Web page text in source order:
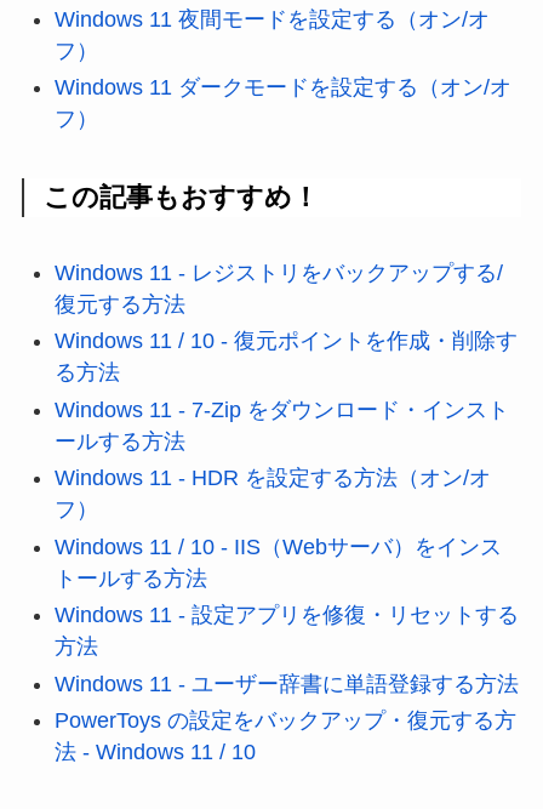
Windows 11 夜間モードを設定する（オン/オ
フ）
Windows 11 ダークモードを設定する（オン/オ
フ）
この記事もおすすめ！
Windows 11 - レジストリをバックアップする/
復元する方法
Windows 11 / 10 - 復元ポイントを作成・削除す
る方法
Windows 11 - 7-Zip をダウンロード・インスト
ールする方法
Windows 11 - HDR を設定する方法（オン/オ
フ）
Windows 11 / 10 - IIS（Webサーバ）をインス
トールする方法
Windows 11 - 設定アプリを修復・リセットする
方法
Windows 11 - ユーザー辞書に単語登録する方法
PowerToys の設定をバックアップ・復元する方
法 - Windows 11 / 10